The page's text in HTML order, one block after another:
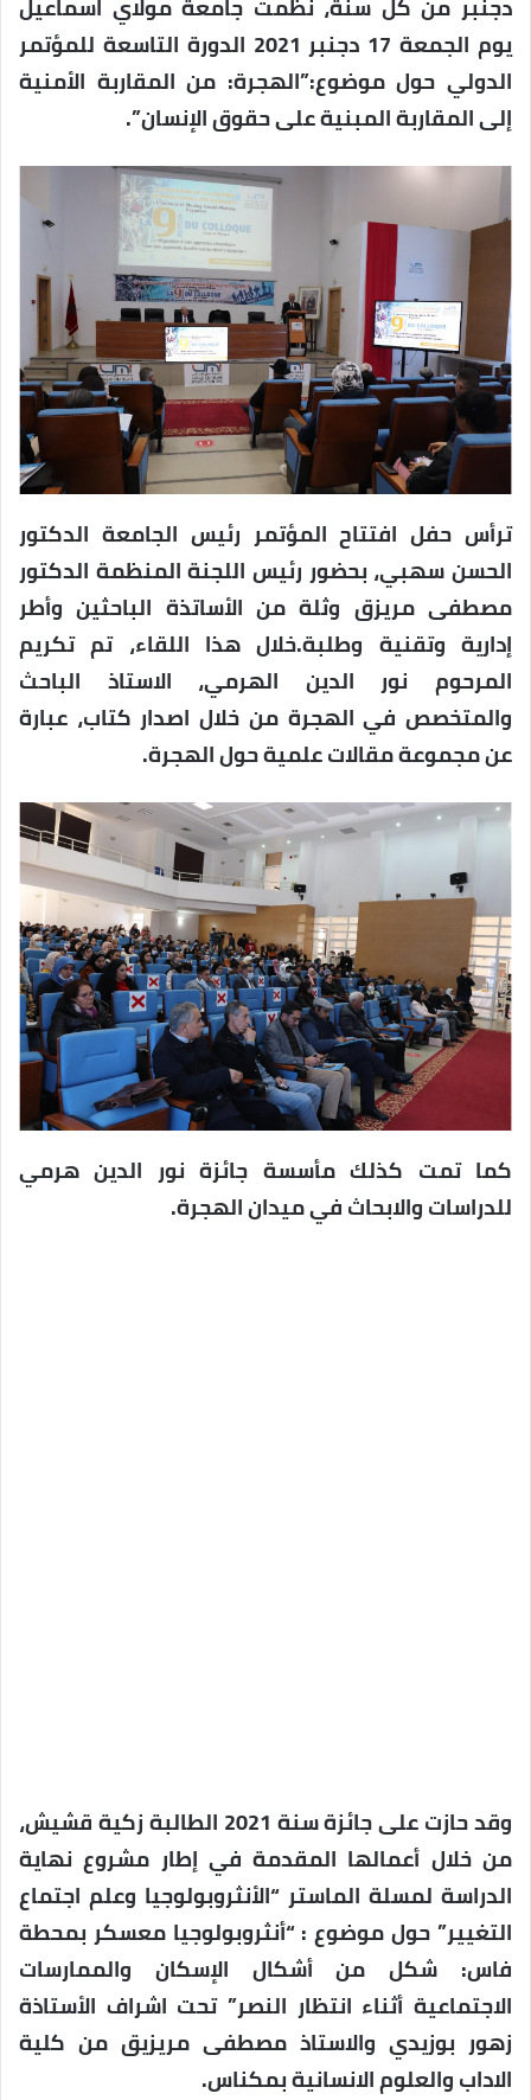
دجنبر من كل سنة، نظمت جامعة مولاي اسماعيل
يوم الجمعة 17 دجنبر 2021 الدورة التاسعة للمؤتمر
الدولي حول موضوع:”الهجرة: من المقاربة الأمنية
إلى المقاربة المبنية على حقوق الإنسان”.
ترأس حفل افتتاح المؤتمر رئيس الجامعة الدكتور
الحسن سهبي، بحضور رئيس اللجنة المنظمة الدكتور
مصطفى مريزق وثلة من الأساتذة الباحثين وأطر
إدارية وتقنية وطلبة.خلال هذا اللقاء، تم تكريم
المرحوم نور الدين الهرمي، الاستاذ الباحث
والمتخصص في الهجرة من خلال اصدار كتاب، عبارة
عن مجموعة مقالات علمية حول الهجرة.
كما تمت كذلك مأسسة جائزة نور الدين هرمي
للدراسات والابحاث في ميدان الهجرة.
وقد حازت على جائزة سنة 2021 الطالبة زكية قشيش،
من خلال أعمالها المقدمة في إطار مشروع نهاية
الدراسة لمسلة الماستر “الأنثروبولوجيا وعلم اجتماع
التغيير” حول موضوع : “أنثروبولوجيا معسكر بمحطة
فاس: شكل من أشكال الإسكان والممارسات
الاجتماعية أثناء انتظار النصر” تحت اشراف الأستاذة
زهور بوزيدي والاستاذ مصطفى مريزيق من كلية
الاداب والعلوم الانسانية بمكناس.